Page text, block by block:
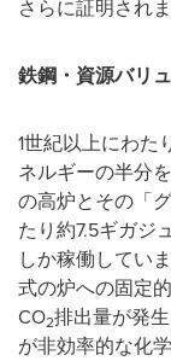
さらに証明され
鉄鋼・資源バリ
1世紀以上にわた
ネルギーの半分
の高炉とその「
たり約7.5ギガジ
しか稼働してい
式の炉への固定
CO2排出量が発
が非効率的な化